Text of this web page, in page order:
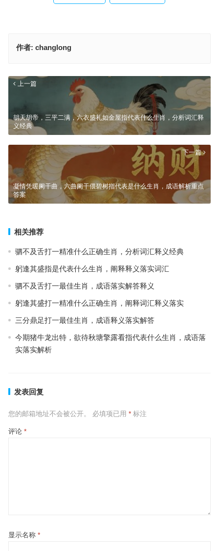
作者: changlong
上一篇
胡天胡帝，三平二满，六衣盛礼如金屋指代表什么生肖，分析词汇释
义经典
下一篇
凝情凭暖阑干曲，六曲阑干偎碧树指代表是什么生肖，成语解析重点
答案
相关推荐
驷不及舌打一精准什么正确生肖，分析词汇释义经典
躬逢其盛指是代表什么生肖，阐释释义落实词汇
驷不及舌打一最佳生肖，成语落实解答释义
躬逢其盛打一精准什么正确生肖，阐释词汇释义落实
三分鼎足打一最佳生肖，成语释义落实解答
今期猪牛龙出特，欲待秋塘擎露看指代表什么生肖，成语落
实落实解析
发表回复
您的邮箱地址不会被公开。 必填项已用 *标注
评论 *
显示名称 *